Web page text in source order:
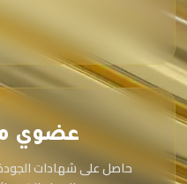
عضوي
حاصل على شهادات